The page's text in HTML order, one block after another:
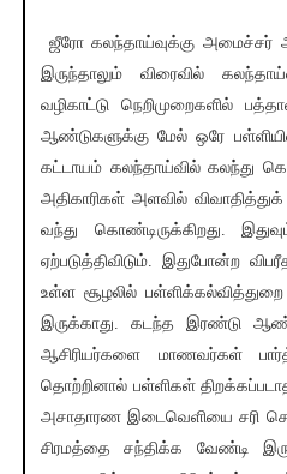
ஜீரோ கலந்தாய்வுக்கு அமைச்சர்
இருந்தாலும் விரைவில்
வழிகாட்டு நெறிமுறைகளில்
ஆண்டுகளுக்கு மேல் ஒரே
கட்டாயம் கலந்தாய்வில் கலந்து
அதிகாரிகள் அளவில்
வந்து கொண்டிருக்கிறது.
ஏற்படுத்திவிடும். இதுபோன்ற
உள்ள சூழலில் பள்ளிக்கல்வித்துறை
இருக்காது. கடந்த இரண்டு
ஆசிரியர்களை மாணவர்கள்
தொற்றினால் பள்ளிகள்
அசாதாரண இடைவெளியை சரி
சிரமத்தை சந்திக்க வேண்டி